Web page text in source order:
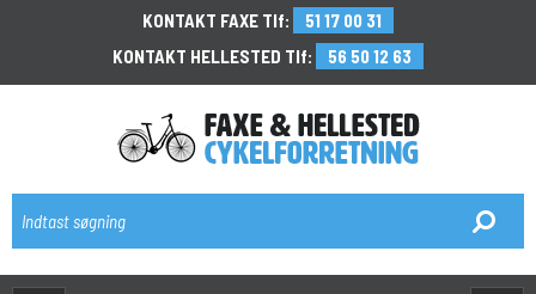
KONTAKT FAXE Tlf:
51 17 00 31
KONTAKT HELLESTED Tlf:
56 50 12 63